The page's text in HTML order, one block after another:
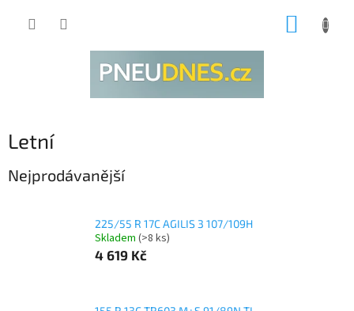
Letní
Nejprodávanější
225/55 R 17C AGILIS 3 107/109H
Skladem (>8 ks)
4 619 Kč